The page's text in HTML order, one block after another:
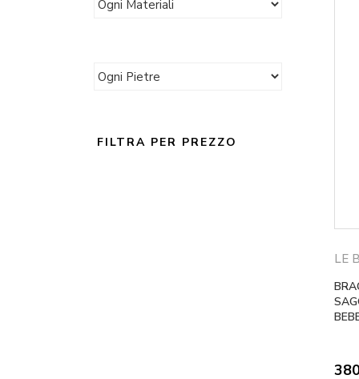
LE
FILTRA PER PREZZO